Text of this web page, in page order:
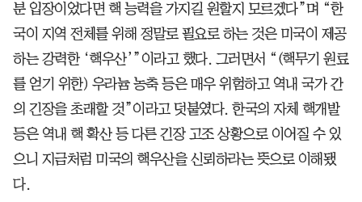
분 입장이었다면 핵 능력을 가지길 원할지 모르겠다”며 “한
국이 지역 전체를 위해 정말로 필요로 하는 것은 미국이 제공
하는 강력한 ‘핵우산’”이라고 했다. 그러면서 “(핵무기 원료
를 얻기 위한) 우라늄 농축 등은 매우 위험하고 역내 국가 간
의 긴장을 초래할 것”이라고 덧붙였다. 한국의 자체 핵개발
등은 역내 핵 확산 등 다른 긴장 고조 상황으로 이어질 수 있
으니 지금처럼 미국의 핵우산을 신뢰하라는 뜻으로 이해됐
다.